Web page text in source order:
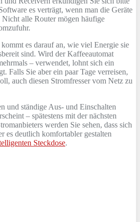
es verträgt, wenn man die Geräte
alle Router mögen häufige
es darauf an, wie viel Energie sie
sind. Wird der Kaffeeautomat
– verwendet, lohnt sich ein
Falls Sie aber ein paar Tage verreisen,
auch diesen Stromfresser vom Netz zu
und ständige Aus- und Einschalten
– spätestens mit der nächsten
werden Sie sehen, dass sich
es deutlich komfortabler gestalten
Steckdose.